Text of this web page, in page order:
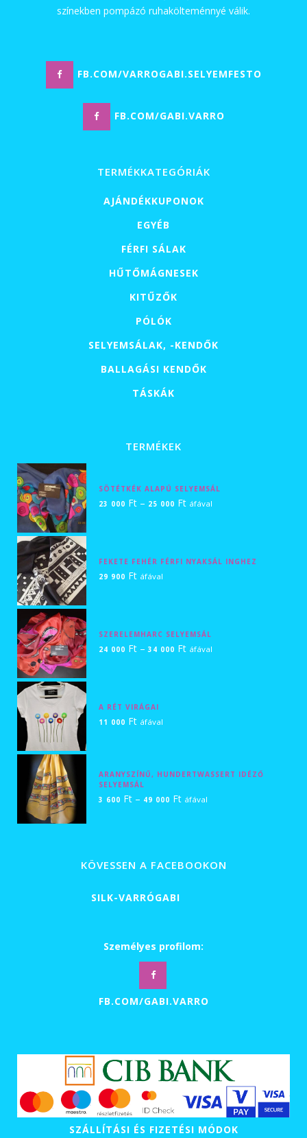
színekben pompázó ruhakölteménnyé válik.
FB.COM/VARROGABI.SELYEMFESTO
FB.COM/GABI.VARRO
TERMÉKKATEGÓRIÁK
AJÁNDÉKKUPONOK
EGYÉB
FÉRFI SÁLAK
HŰTŐMÁGNESEK
KITŰZŐK
PÓLÓK
SELYEMSÁLAK, -KENDŐK
BALLAGÁSI KENDŐK
TÁSKÁK
TERMÉKEK
SÖTÉTKÉK ALAPÚ SELYEMSÁL
23 000 Ft – 25 000 FtÁrtartomány:
áfával
FEKETE FEHÉR FÉRFI NYAKSÁL INGHEZ
29 900 Ft áfával
SZERELEMHARC SELYEMSÁL
24 000 Ft – 34 000 FtÁrtartomány:
áfával
A RÉT VIRÁGAI
11 000 Ft áfával
ARANYSZÍNŰ, HUNDERTWASSERT IDÉZŐ
SELYEMSÁL
3 600 Ft – 49 000 FtÁrtartomány:
49
áfával
KÖVESSEN A FACEBOOKON
SILK-VARRÓGABI
Személyes profilom:
FB.COM/GABI.VARRO
SZÁLLÍTÁSI ÉS FIZETÉSI MÓDOK